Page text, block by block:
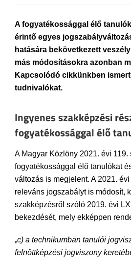
A fogyatékossággal élő
érintő egyes
hatására bekövetkezett
más módosításokra azonban
Kapcsolódó cikkünkben
tudnivalókat.
Ingyenes szakképzési
fogyatékossággal élő
A Magyar Közlöny 2021. évi 119.
fogyatékossággal élő tanulókat
változás is megjelent. A 2021.
releváns jogszabályt is módosít,
szakképzésről szóló 2019. évi
bekezdését, mely ekképpen
„c) a technikumban tanulói
felnőttképzési jogviszony